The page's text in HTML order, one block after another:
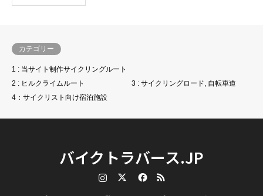
カテゴリー
1 : 当サイト制作サイクリングルート
2 : ヒルクライムルート
3 : サイクリングロード, 自転車道
4：サイクリスト向け宿泊施設
バイクトラバース.JP
RSS